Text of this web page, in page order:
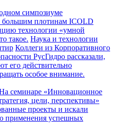
симпозиуме
плотинам ICOLD
технологии «умной
такое. Наука и технологии
Коллеги из Корпоративного
РусГидро рассказали,
его действительно
особое внимание.
семинаре «Инновационное
цели, перспективы»
проекты и искали
применения успешных